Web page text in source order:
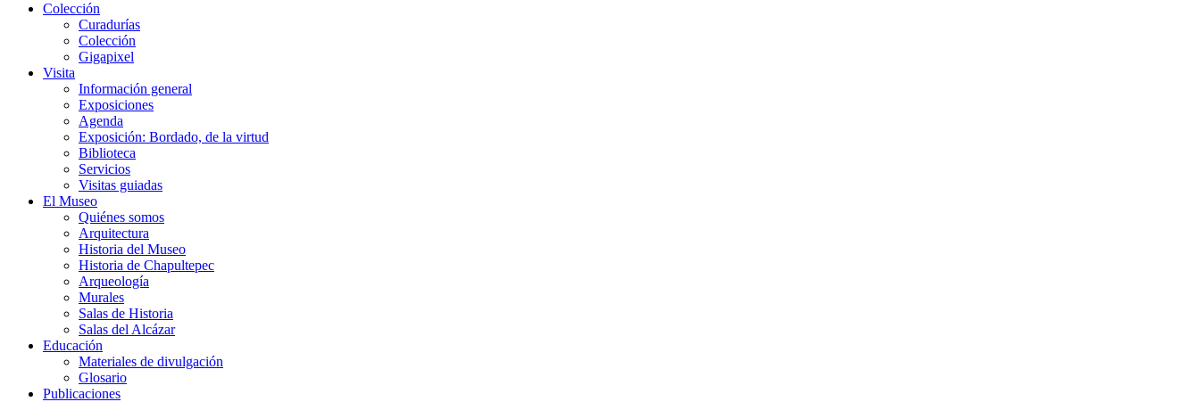
Colección
Curadurías
Colección
Gigapixel
Visita
Información general
Exposiciones
Agenda
Exposición: Bordado, de la virtud
Biblioteca
Servicios
Visitas guiadas
El Museo
Quiénes somos
Arquitectura
Historia del Museo
Historia de Chapultepec
Arqueología
Murales
Salas de Historia
Salas del Alcázar
Educación
Materiales de divulgación
Glosario
Publicaciones